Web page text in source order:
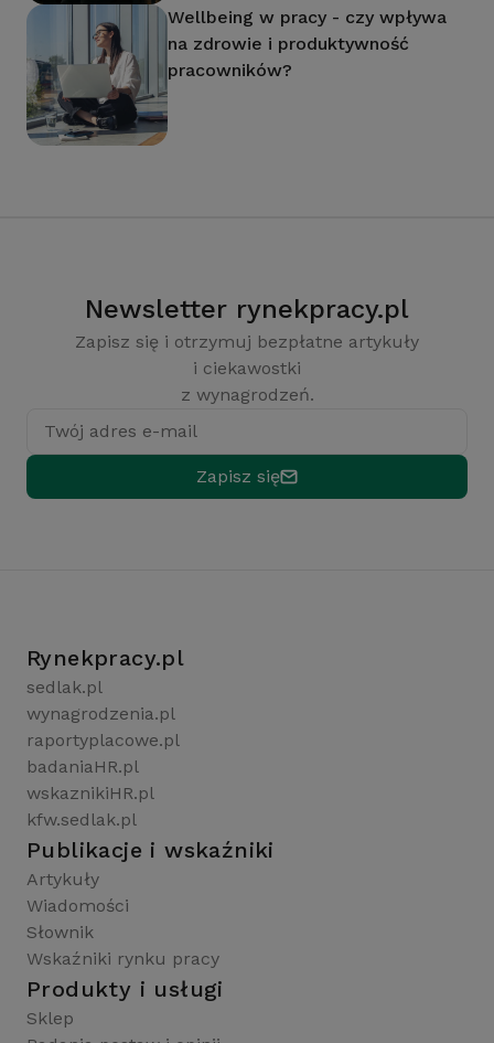
Wellbeing w pracy - czy wpływa
na zdrowie i produktywność
pracowników?
Newsletter rynekpracy.pl
Zapisz się i otrzymuj bezpłatne artykuły
i ciekawostki
z wynagrodzeń.
Twój adres e-mail
Zapisz się
Rynekpracy.pl
sedlak.pl
wynagrodzenia.pl
raportyplacowe.pl
badaniaHR.pl
wskaznikiHR.pl
kfw.sedlak.pl
Publikacje i wskaźniki
Artykuły
Wiadomości
Słownik
Wskaźniki rynku pracy
Produkty i usługi
Sklep